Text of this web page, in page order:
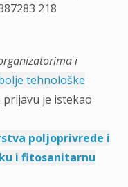
218
i
tehnološke
prijavu je istekao
poljoprivrede i
i fitosanitarnu